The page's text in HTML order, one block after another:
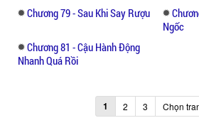
Chương 79 - Sau Khi Say Rượu
Ngốc
Chương 81 - Cậu Hành Động
Nhanh Quá Rồi
1 2 3 Chọn